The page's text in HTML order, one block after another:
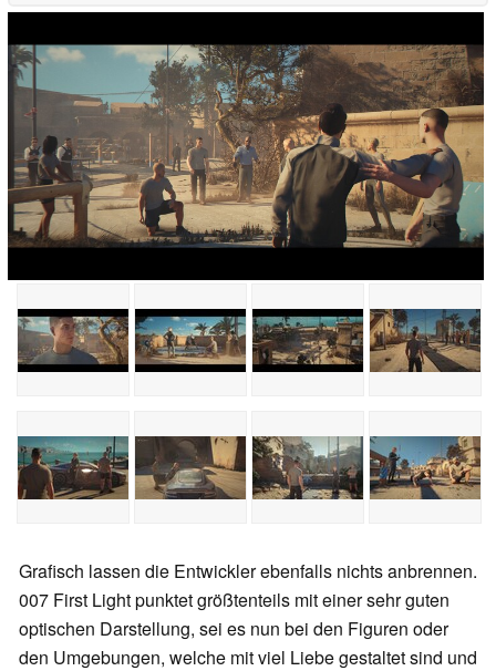
Grafisch lassen die Entwickler ebenfalls nichts anbrennen.
007 First Light punktet größtenteils mit einer sehr guten
optischen Darstellung, sei es nun bei den Figuren oder
den Umgebungen, welche mit viel Liebe gestaltet sind und